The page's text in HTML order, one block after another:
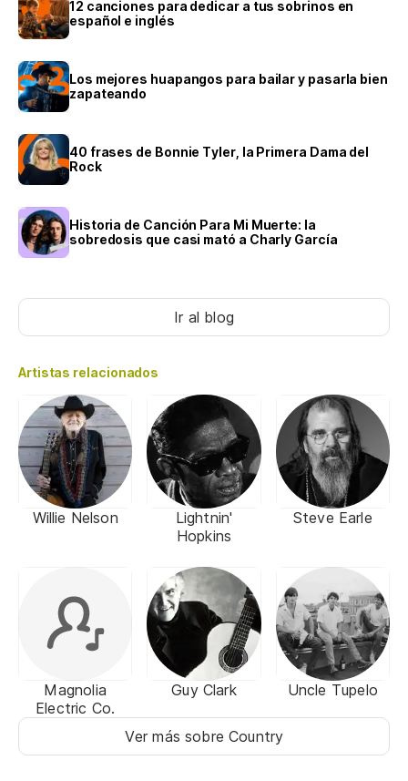
12 canciones para dedicar a tus sobrinos en
español e inglés
Los mejores huapangos para bailar y pasarla bien
zapateando
40 frases de Bonnie Tyler, la Primera Dama del
Rock
Historia de Canción Para Mi Muerte: la
sobredosis que casi mató a Charly García
Ir al blog
Artistas relacionados
Willie Nelson
Lightnin'
Hopkins
Steve Earle
Magnolia
Electric Co.
Guy Clark Uncle Tupelo
Ver más sobre Country